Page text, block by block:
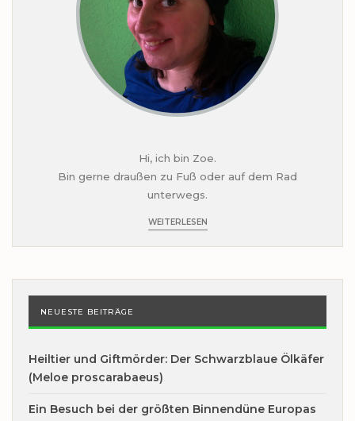
Hi, ich bin Zoe.
Bin gerne draußen zu Fuß oder auf dem Rad
unterwegs.
WEITERLESEN
NEUESTE BEITRÄGE
Heiltier und Giftmörder: Der Schwarzblaue Ölkäfer
(Meloe proscarabaeus)
Ein Besuch bei der größten Binnendüne Europas